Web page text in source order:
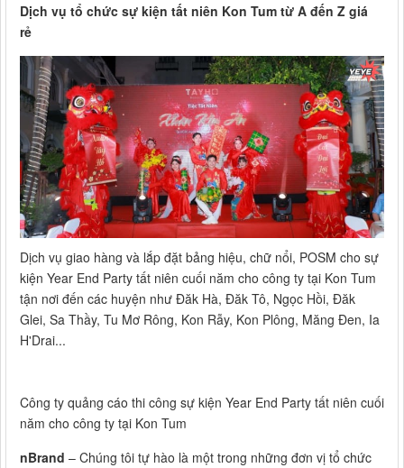
Dịch vụ tổ chức sự kiện tất niên Kon Tum từ A đến Z giá
rẻ
Dịch vụ giao hàng và lắp đặt bảng hiệu, chữ nổi, POSM cho sự
kiện Year End Party tất niên cuối năm cho công ty tại Kon Tum
tận nơi đến các huyện như Đăk Hà, Đăk Tô, Ngọc Hồi, Đăk
Glei, Sa Thầy, Tu Mơ Rông, Kon Rẫy, Kon Plông, Măng Đen, Ia
H'Drai...
Công ty quảng cáo thi công sự kiện Year End Party tất niên cuối
năm cho công ty tại Kon Tum
nBrand – Chúng tôi tự hào là một trong những đơn vị tổ chức